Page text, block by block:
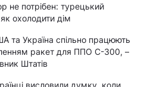
не потрібен: турецький
охолодити дім
та Україна спільно працюють
ракет для ППО С-300, –
Штатів
висловили думку, коли